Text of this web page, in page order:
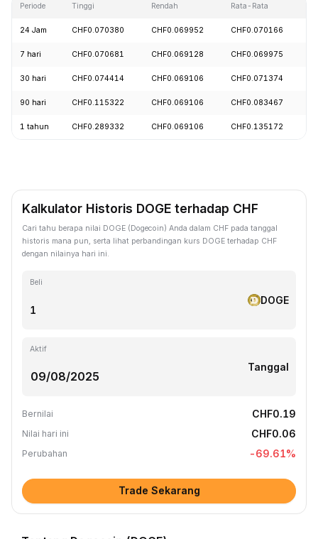
Periode Tinggi Rendah Rata-Rata
24 Jam CHF0.070380 CHF0.069952 CHF0.070166
7 hari CHF0.070681 CHF0.069128 CHF0.069975
30 hari CHF0.074414 CHF0.069106 CHF0.071374
90 hari CHF0.115322 CHF0.069106 CHF0.083467
1 tahun CHF0.289332 CHF0.069106 CHF0.135172
Kalkulator Historis DOGE terhadap CHF
Cari tahu berapa nilai DOGE (Dogecoin) Anda dalam CHF pada tanggal
historis mana pun, serta lihat perbandingan kurs DOGE terhadap CHF
dengan nilainya hari ini.
Beli
DOGE
Aktif
Tanggal
Bernilai CHF0.19
Nilai hari ini CHF0.06
Perubahan -69.61%
Trade Sekarang